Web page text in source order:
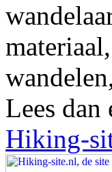
Lees dan
Hiking-